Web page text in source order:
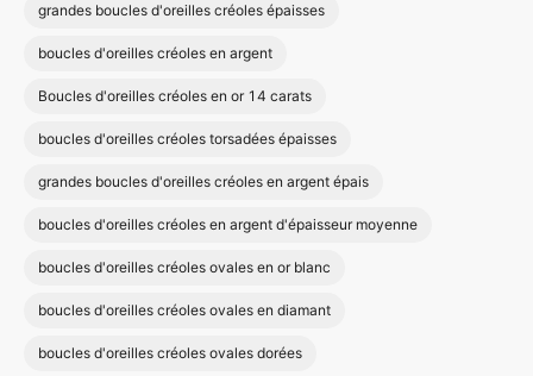
grandes boucles d'oreilles créoles épaisses
boucles d'oreilles créoles en argent
Boucles d'oreilles créoles en or 14 carats
boucles d'oreilles créoles torsadées épaisses
grandes boucles d'oreilles créoles en argent épais
boucles d'oreilles créoles en argent d'épaisseur moyenne
boucles d'oreilles créoles ovales en or blanc
boucles d'oreilles créoles ovales en diamant
boucles d'oreilles créoles ovales dorées